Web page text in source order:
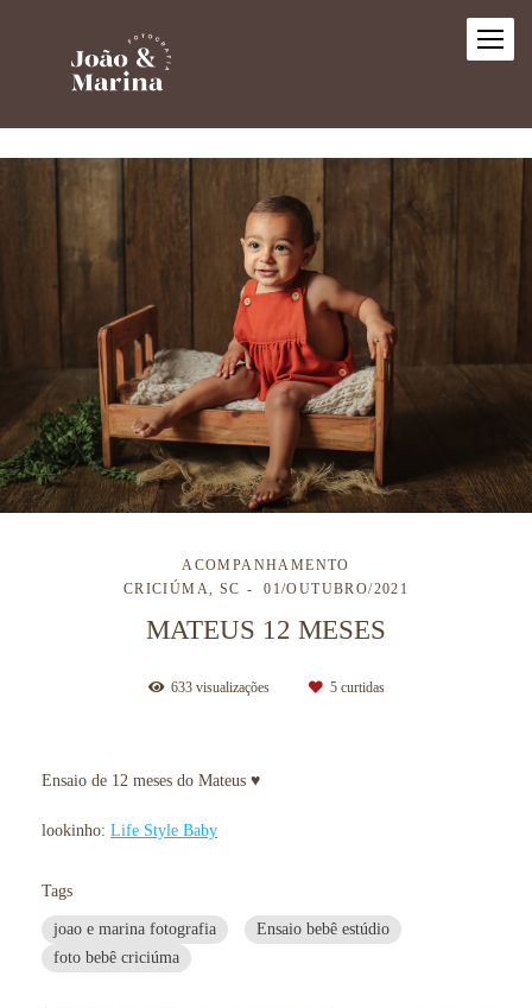
ACOMPANHAMENTO
CRICIÚMA, SC
01/OUTUBRO/2021
MATEUS 12 MESES
633visualizações 5curtidas
Ensaio de 12 meses do Mateus ♥
lookinho: Life Style Baby
Tags
joao e marina fotografia
Ensaio bebê estúdio
foto bebê criciúma